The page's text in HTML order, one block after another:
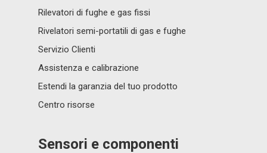
Rilevatori di fughe e gas fissi
Rivelatori semi-portatili di gas e fughe
Servizio Clienti
Assistenza e calibrazione
Estendi la garanzia del tuo prodotto
Centro risorse
Sensori e componenti